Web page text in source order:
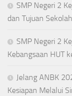
SMP Negeri 2
dan Tujuan Sekolah
SMP Negeri 2
Kebangsaan HUT
Jelang ANBK
Kesiapan Melalui